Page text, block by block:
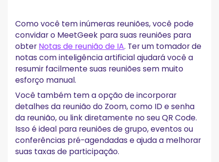
Como você tem inúmeras reuniões, você pode
convidar o MeetGeek para suas reuniões para
obter Notas de reunião de IA. Ter um tomador de
notas com inteligência artificial ajudará você a
resumir facilmente suas reuniões sem muito
esforço manual.
Você também tem a opção de incorporar
detalhes da reunião do Zoom, como ID e senha
da reunião, ou link diretamente no seu QR Code.
Isso é ideal para reuniões de grupo, eventos ou
conferências pré-agendadas e ajuda a melhorar
suas taxas de participação.